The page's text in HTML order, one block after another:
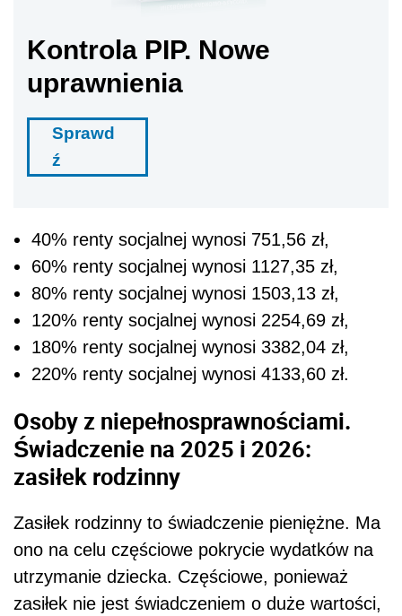
Kontrola PIP. Nowe
uprawnienia
Sprawd
ź
40% renty socjalnej wynosi 751,56 zł,
60% renty socjalnej wynosi 1127,35 zł,
80% renty socjalnej wynosi 1503,13 zł,
120% renty socjalnej wynosi 2254,69 zł,
180% renty socjalnej wynosi 3382,04 zł,
220% renty socjalnej wynosi 4133,60 zł.
Osoby z niepełnosprawnościami.
Świadczenie na 2025 i 2026:
zasiłek rodzinny
Zasiłek rodzinny to świadczenie pieniężne. Ma
ono na celu częściowe pokrycie wydatków na
utrzymanie dziecka. Częściowe, ponieważ
zasiłek nie jest świadczeniem o duże wartości,